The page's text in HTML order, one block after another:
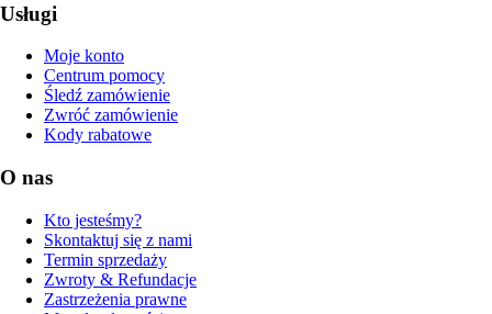
Usługi
Moje konto
Centrum pomocy
Śledź zamówienie
Zwróć zamówienie
Kody rabatowe
O nas
Kto jesteśmy?
Skontaktuj się z nami
Termin sprzedaży
Zwroty & Refundacje
Zastrzeżenia prawne